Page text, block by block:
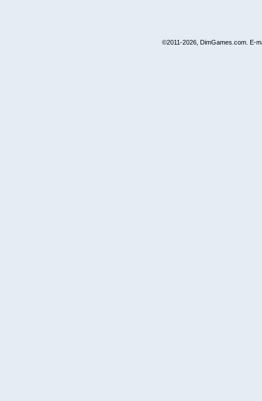
©2011-2026, DimGames.com. E-